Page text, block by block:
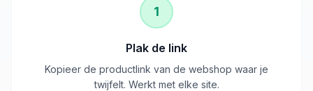
1
Plak de link
Kopieer de productlink van de webshop waar je
twijfelt. Werkt met elke site.